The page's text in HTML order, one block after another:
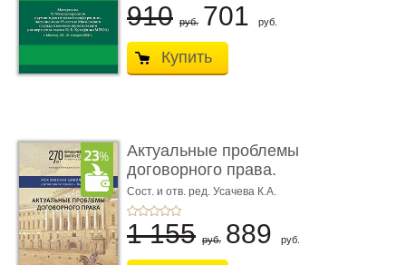
910 руб. 701 руб.
Купить
Актуальные проблемы
договорного права.
Выпуск ...
Сост. и отв. ред. Усачева К.А.
1 155 руб. 889 руб.